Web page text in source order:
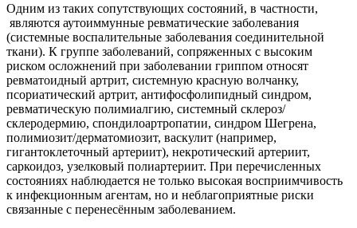
Одним из таких сопутствующих состояний, в частности,
являются аутоиммунные ревматические заболевания
(системные воспалительные заболевания соединительной
ткани). К группе заболеваний, сопряженных с высоким
риском осложнений при заболевании гриппом относят
ревматоидный артрит, системную красную волчанку,
псориатический артрит, антифосфолипидный синдром,
ревматическую полимиалгию, системный склероз/
склеродермию, спондилоартропатии, синдром Шегрена,
полимиозит/дерматомиозит, васкулит (например,
гигантоклеточный артериит), некротический артериит,
саркоидоз, узелковый полиартериит. При перечисленных
состояниях наблюдается не только высокая восприимчивость
к инфекционным агентам, но и неблагоприятные риски
связанные с перенесённым заболеванием.